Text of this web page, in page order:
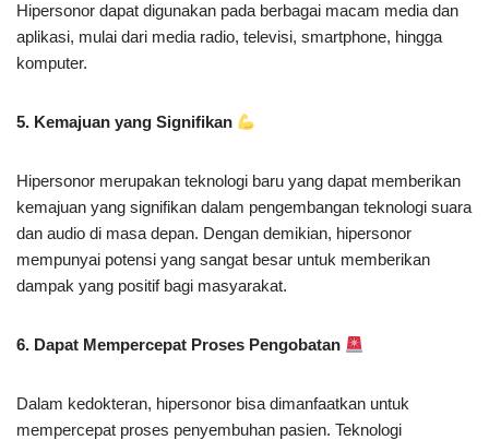
Hipersonor dapat digunakan pada berbagai macam media dan
aplikasi, mulai dari media radio, televisi, smartphone, hingga
komputer.
5. Kemajuan yang Signifikan
Hipersonor merupakan teknologi baru yang dapat memberikan
kemajuan yang signifikan dalam pengembangan teknologi suara
dan audio di masa depan. Dengan demikian, hipersonor
mempunyai potensi yang sangat besar untuk memberikan
dampak yang positif bagi masyarakat.
6. Dapat Mempercepat Proses Pengobatan
Dalam kedokteran, hipersonor bisa dimanfaatkan untuk
mempercepat proses penyembuhan pasien. Teknologi